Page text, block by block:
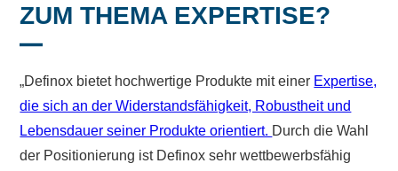
ZUM THEMA EXPERTISE?
„Definox bietet hochwertige Produkte mit einer Expertise,
die sich an der Widerstandsfähigkeit, Robustheit und
Lebensdauer seiner Produkte orientiert. Durch die Wahl
der Positionierung ist Definox sehr wettbewerbsfähig